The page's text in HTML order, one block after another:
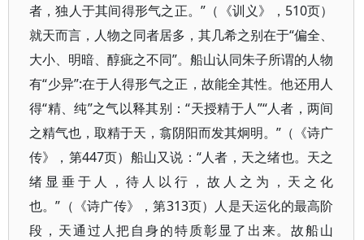
者，独人于其间得形气之正。”（《训义》，510页）
就天而言，人物之同者居多，其几希之别在于“偏全、
大小、明暗、醇疵之不同”。船山认同朱子所谓的人物
有“少异”:在于人得形气之正，故能全其性。他还用人
得“精、纯”之气以释其别：“天授精于人”“人者，两间
之精气也，取精于天，翕阴阳而发其炯明。”（《诗广
传》，第447页）船山又说：“人者，天之绪也。天之
绪显垂于人，待人以行，故人之为，天之化
也。”（《诗广传》，第313页）人是天运化的最高阶
段，天通过人把自身的特质彰显了出来。故船山